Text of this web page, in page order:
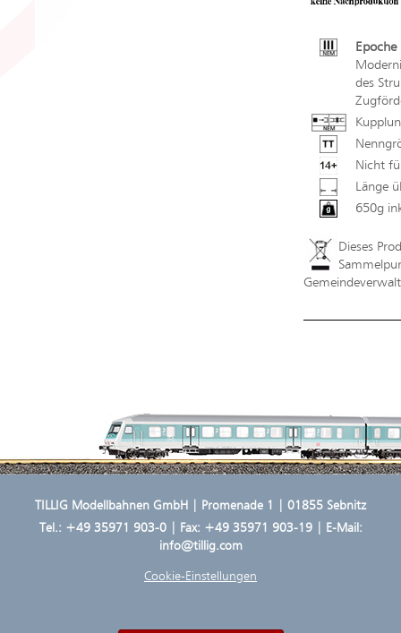
des
Nicht
Länge
650g
Dieses
TILLIG Modellbahnen GmbH | Promenade 1 | 01855 Sebnitz
Tel.: +49 35971 903-0| Fax: +49 35971 903-19 | E-Mail:
info@tillig.com
Cookie-Einstellungen